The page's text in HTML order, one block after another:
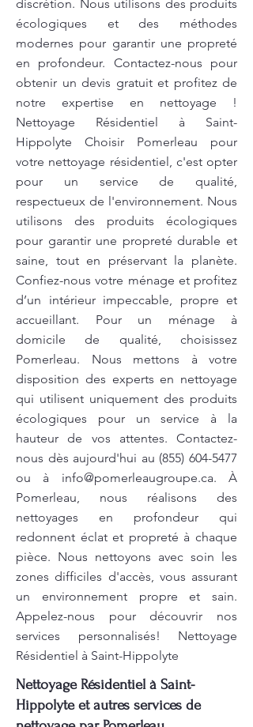
discrétion. Nous utilisons des produits
écologiques et des méthodes
modernes pour garantir une propreté
en profondeur. Contactez-nous pour
obtenir un devis gratuit et profitez de
notre expertise en nettoyage !
Nettoyage Résidentiel à Saint-
Hippolyte Choisir Pomerleau pour
votre nettoyage résidentiel, c'est opter
pour un service de qualité,
respectueux de l'environnement. Nous
utilisons des produits écologiques
pour garantir une propreté durable et
saine, tout en préservant la planète.
Confiez-nous votre ménage et profitez
d’un intérieur impeccable, propre et
accueillant. Pour un ménage à
domicile de qualité, choisissez
Pomerleau. Nous mettons à votre
disposition des experts en nettoyage
qui utilisent uniquement des produits
écologiques pour un service à la
hauteur de vos attentes. Contactez-
nous dès aujourd'hui au (855) 604-5477
ou à info@pomerleaugroupe.ca. À
Pomerleau, nous réalisons des
nettoyages en profondeur qui
redonnent éclat et propreté à chaque
pièce. Nous nettoyons avec soin les
zones difficiles d'accès, vous assurant
un environnement propre et sain.
Appelez-nous pour découvrir nos
services personnalisés! Nettoyage
Résidentiel à Saint-Hippolyte
Nettoyage Résidentiel à Saint-
Hippolyte et autres services de